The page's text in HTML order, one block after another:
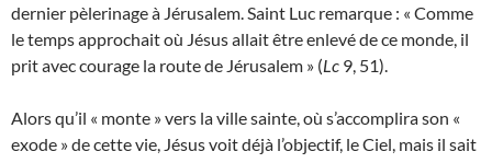
dernier pèlerinage à Jérusalem. Saint Luc remarque : « Comme
le temps approchait où Jésus allait être enlevé de ce monde, il
prit avec courage la route de Jérusalem » (Lc 9, 51).
Alors qu’il « monte » vers la ville sainte, où s’accomplira son «
exode » de cette vie, Jésus voit déjà l’objectif, le Ciel, mais il sait